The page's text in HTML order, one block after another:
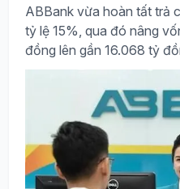
ABBank vừa hoàn tất trả
tỷ lệ 15%, qua đó nâng
đồng lên gần 16.068 tỷ